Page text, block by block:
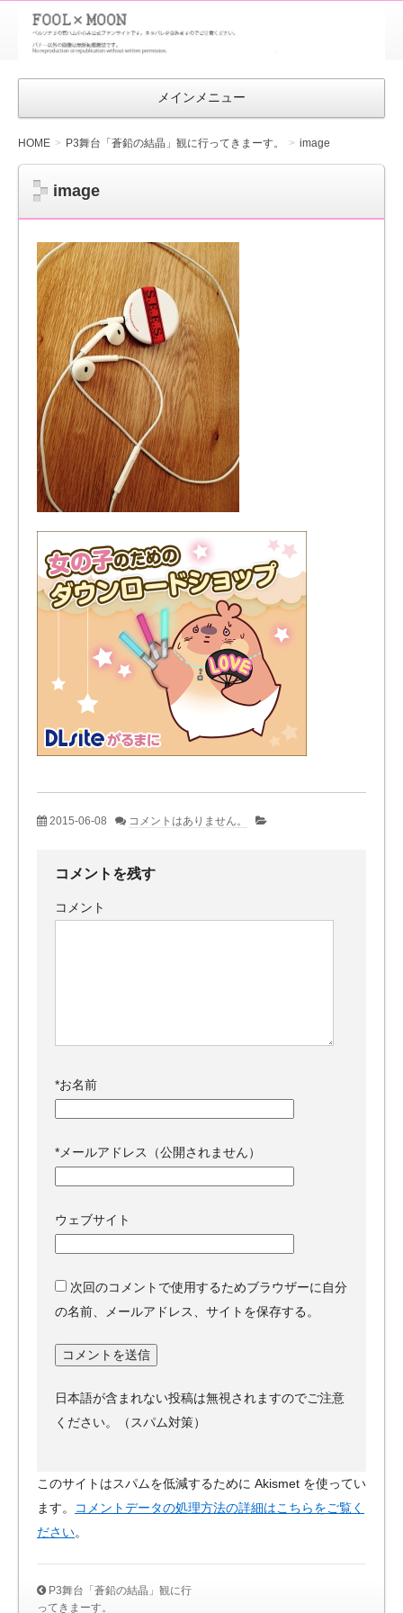
FOOL×MOON
｜ペルソナ
3 荒ハム中
メインメニュー
HOME P3舞台「蒼鉛の結晶」観に行ってきまーす。 image
image
2015-06-08 コメントはありません。
コメントを残す
コメント
*お名前
* メールアドレス（公開されません）
ウェブサイト
次回のコメントで使用するためブラウザーに自分
の名前、メールアドレス、サイトを保存する。
日本語が含まれない投稿は無視されますのでご注意
ください。（スパム対策）
このサイトはスパムを低減するために Akismet を使ってい
ます。
コメントデータの処理方法の詳細はこちらをご覧く
ださい。
P3舞台「蒼鉛の結晶」観に行
ってきまーす。